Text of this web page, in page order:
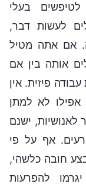
בעלי
לעשות דבר,
אם אתה מטיל
אותה בין אם
פיזית. אין
לא למתן
לאנושיות, ישנם
אף על פי
חובה כלשהי,
להפרעות